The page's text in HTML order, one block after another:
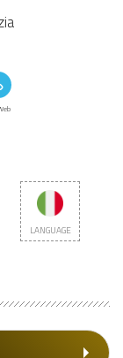
LANGUAGE